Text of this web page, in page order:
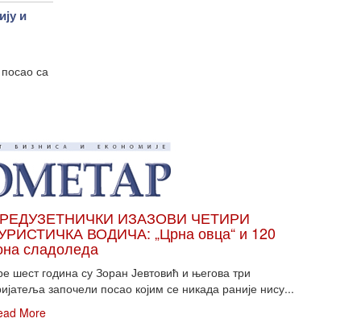
и
са
ИЗАЗОВИ ЧЕТИРИ
ВОДИЧА: „Црна овца“ и 120
сладоледа
шест година су Зоран Јевтовић и његова три
започели посао којим се никада раније нису...
More